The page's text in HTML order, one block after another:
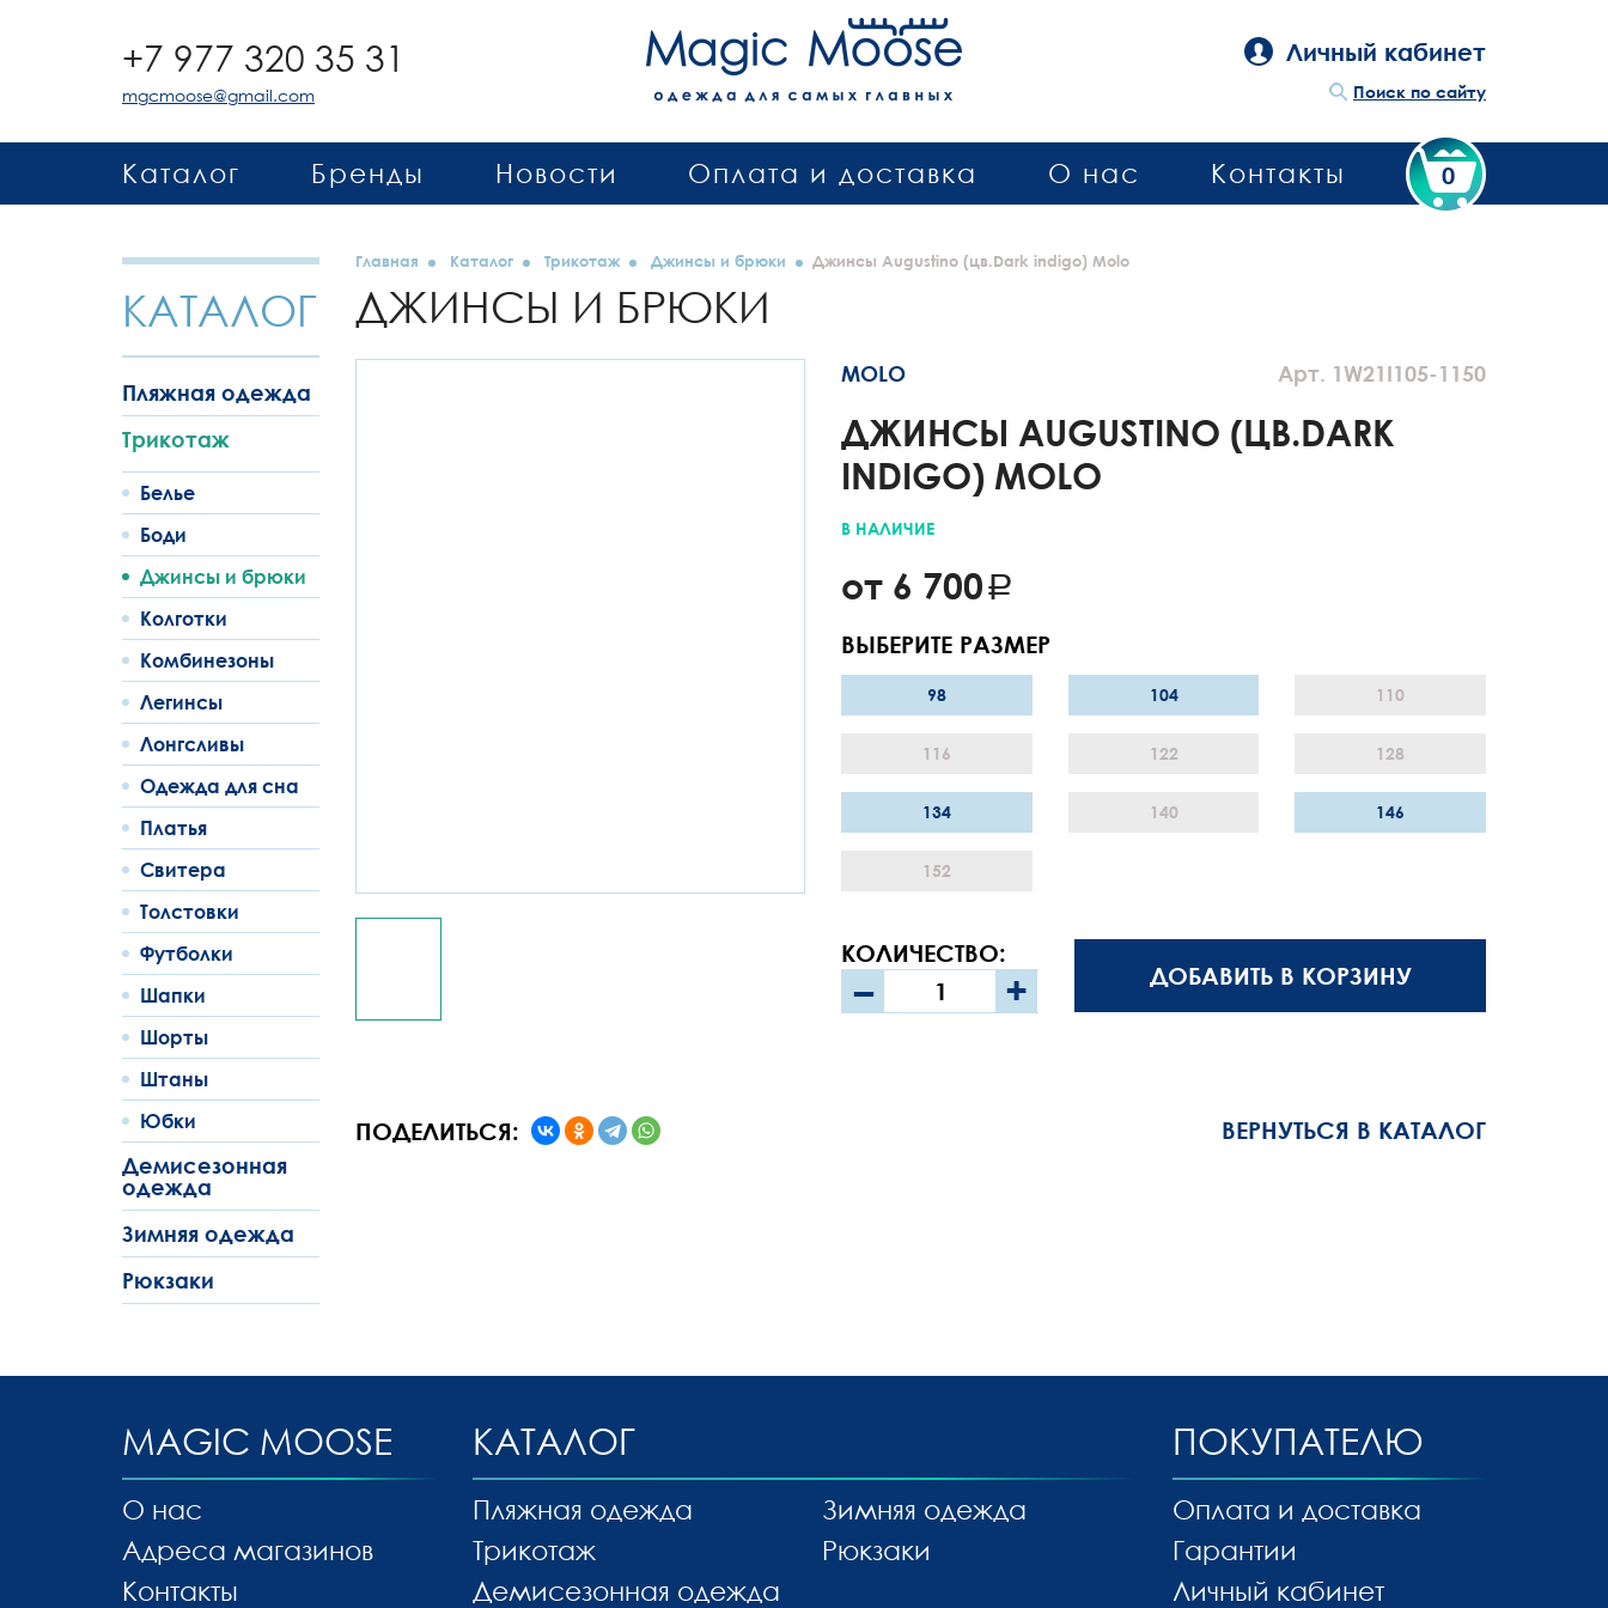
+7 977 320 35 31
mgcmoose@gmail.com
Личный кабинет
Поиск по сайту
0
Каталог Бренды Новости Оплата и доставка О нас Контакты
КАТАЛОГ
Пляжная одежда
Трикотаж
Белье
Боди
Джинсы и брюки
Колготки
Комбинезоны
Легинсы
Лонгсливы
Одежда для сна
Платья
Свитера
Толстовки
Футболки
Шапки
Шорты
Штаны
Юбки
Демисезонная
одежда
Зимняя одежда
Рюкзаки
Главная Каталог Трикотаж Джинсы и брюки Джинсы Augustino (цв.Dark indigo) Molo
ДЖИНСЫ И БРЮКИ
Арт. 1W21I105-1150
MOLO
ДЖИНСЫ AUGUSTINO (ЦВ.DARK
INDIGO) MOLO
В НАЛИЧИЕ
от 6 700
ВЫБЕРИТЕ РАЗМЕР
98 104 110
116 122 128
134 140 146
152
КОЛИЧЕСТВО:
– + ДОБАВИТЬ В КОРЗИНУ
ПОДЕЛИТЬСЯ: ВЕРНУТЬСЯ В КАТАЛОГ
MAGIC MOOSE
О нас
Адреса магазинов
Контакты
КАТАЛОГ
Пляжная одежда
Трикотаж
Демисезонная одежда
Зимняя одежда
Рюкзаки
ПОКУПАТЕЛЮ
Оплата и доставка
Гарантии
Личный кабинет